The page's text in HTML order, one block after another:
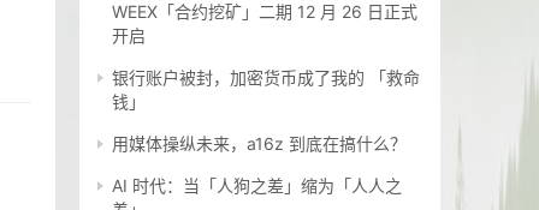
WEEX「合约挖矿」二期 12 月 26 日正式
开启
银行账户被封，加密货币成了我的 「救命
钱」
用媒体操纵未来，a16z 到底在搞什么？
AI 时代：当「人狗之差」缩为「人人之